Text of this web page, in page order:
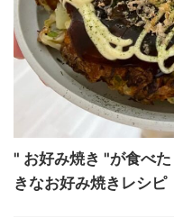
" お好み焼き "が食べ
きなお好み焼きレシピ